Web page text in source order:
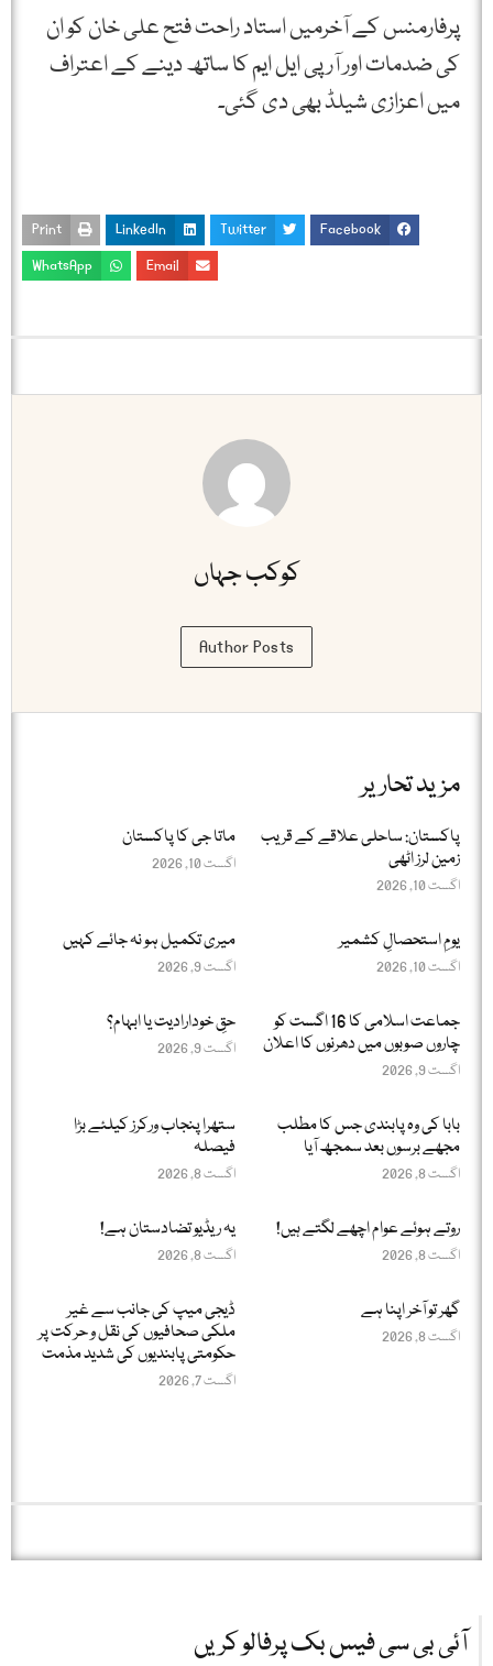
پرفارمنس کے آخرمیں استاد راحت فتح علی خان کو ان
کی ضدمات اور آر پی ایل ایم کا ساتھ دینے کے اعتراف
میں اعزازی شیلڈ بھی دی گئی۔
Facebook
Twitter
LinkedIn
Print
Email
WhatsApp
کوکب جہاں
Author Posts
مزید تحاریر
پاکستان: ساحلی علاقے کے قریب
زمین لرز اٹھی
اگست 10, 2026
ماتا جی کا پاکستان
اگست 10, 2026
یومِ استحصالِ کشمیر
اگست 10, 2026
میری تکمیل ہو نہ جائے کہیں
اگست 9, 2026
جماعت اسلامی کا 16 اگست کو
چاروں صوبوں میں دھرنوں کا اعلان
اگست 9, 2026
حقِ خودارادیت یا ابہام؟
اگست 9, 2026
بابا کی وہ پابندی جس کا مطلب
مجھے برسوں بعد سمجھ آیا
اگست 8, 2026
ستھرا پنجاب ورکرز کیلئے بڑا
فیصلہ
اگست 8, 2026
روتے ہوئے عوام اچھے لگتے ہیں!
اگست 8, 2026
یہ ریڈیو تضادستان ہے!
اگست 8, 2026
گھر تو آخر اپنا ہے
اگست 8, 2026
ڈیجی میپ کی جانب سے غیر
ملکی صحافیوں کی نقل و حرکت پر
حکومتی پابندیوں کی شدید مذمت
اگست 7, 2026
آئی بی سی فیس بک پرفالو کریں